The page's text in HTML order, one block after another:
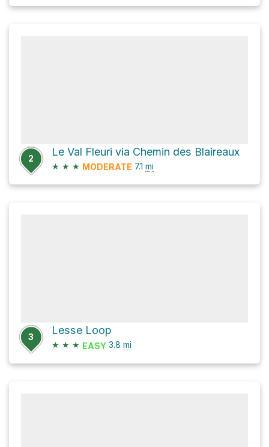
2
Le Val Fleuri via Chemin des Blaireaux
★ ★ ★ MODERATE 7.1 mi
3
Lesse Loop
★ ★ ★ EASY 3.8 mi